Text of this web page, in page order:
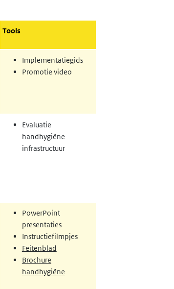
Tools
Implementatiegids
Promotie video
Evaluatie
handhygiëne
infrastructuur
PowerPoint
presentaties
Instructiefilmpjes
Feitenblad
Brochure
handhygiëne